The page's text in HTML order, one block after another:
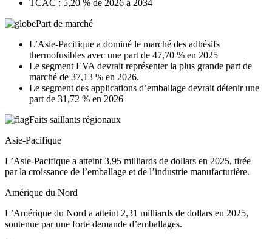
TCAC : 5,20 % de 2026 à 2034
Part de marché
L’Asie-Pacifique a dominé le marché des adhésifs
thermofusibles avec une part de 47,70 % en 2025
Le segment EVA devrait représenter la plus grande part de
marché de 37,13 % en 2026.
Le segment des applications d’emballage devrait détenir une
part de 31,72 % en 2026
Faits saillants régionaux
Asie-Pacifique
L’Asie-Pacifique a atteint 3,95 milliards de dollars en 2025, tirée
par la croissance de l’emballage et de l’industrie manufacturière.
Amérique du Nord
L’Amérique du Nord a atteint 2,31 milliards de dollars en 2025,
soutenue par une forte demande d’emballages.